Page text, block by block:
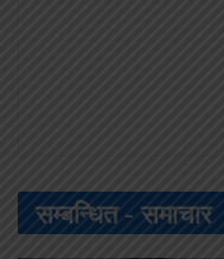
सम्बन्धित - समाचार